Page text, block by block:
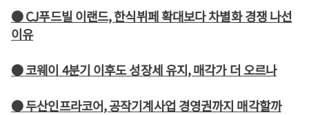
● CJ푸드빌 이랜드, 한식뷔페 확대보다 차별화 경쟁 나선
이유
● 코웨이 4분기 이후도 성장세 유지, 매각가 더 오르나
● 두산인프라코어, 공작기계사업 경영권까지 매각할까